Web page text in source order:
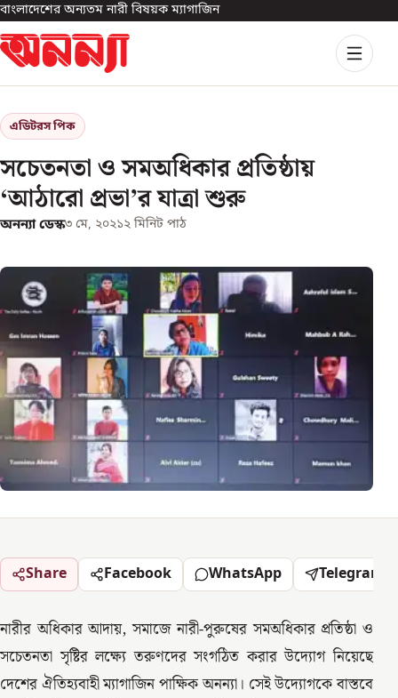
বাংলাদেশের অন্যতম নারী বিষয়ক ম্যাগাজিন
এডিটরস পিক
সচেতনতা ও সমঅধিকার প্রতিষ্ঠায়
‘আঠারো প্রভা’র যাত্রা শুরু
অনন্যা ডেস্ক৩ মে, ২০২১২ মিনিট পাঠ
Share Facebook WhatsApp Telegram
নারীর অধিকার আদায়, সমাজে নারী-পুরুষের সমঅধিকার প্রতিষ্ঠা ও
সচেতনতা সৃষ্টির লক্ষ্যে তরুণদের সংগঠিত করার উদ্যোগ নিয়েছে
দেশের ঐতিহ্যবাহী ম্যাগাজিন পাক্ষিক অনন্যা। সেই উদ্যোগকে বাস্তবে